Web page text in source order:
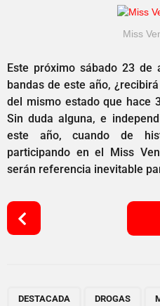
Miss
Este próximo sábado 23 de
bandas de este año,
del mismo estado que hace
Sin duda alguna, e
este año, cuando de
participando en el Miss
serán referencia inevitable
P
o
DESTACADA DROGAS